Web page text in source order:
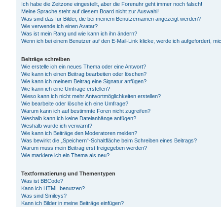
Ich habe die Zeitzone eingestellt, aber die Forenuhr geht immer noch falsch!
Meine Sprache steht auf diesem Board nicht zur Auswahl!
Was sind das für Bilder, die bei meinem Benutzernamen angezeigt werden?
Wie verwende ich einen Avatar?
Was ist mein Rang und wie kann ich ihn ändern?
Wenn ich bei einem Benutzer auf den E-Mail-Link klicke, werde ich aufgefordert,
Beiträge schreiben
Wie erstelle ich ein neues Thema oder eine Antwort?
Wie kann ich einen Beitrag bearbeiten oder löschen?
Wie kann ich meinem Beitrag eine Signatur anfügen?
Wie kann ich eine Umfrage erstellen?
Wieso kann ich nicht mehr Antwortmöglichkeiten erstellen?
Wie bearbeite oder lösche ich eine Umfrage?
Warum kann ich auf bestimmte Foren nicht zugreifen?
Weshalb kann ich keine Dateianhänge anfügen?
Weshalb wurde ich verwarnt?
Wie kann ich Beiträge den Moderatoren melden?
Was bewirkt die „Speichern“-Schaltfläche beim Schreiben eines Beitrags?
Warum muss mein Beitrag erst freigegeben werden?
Wie markiere ich ein Thema als neu?
Textformatierung und Thementypen
Was ist BBCode?
Kann ich HTML benutzen?
Was sind Smileys?
Kann ich Bilder in meine Beiträge einfügen?